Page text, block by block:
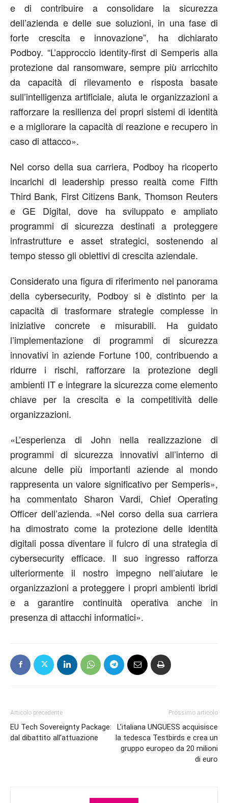
e di contribuire a consolidare la sicurezza
dell’azienda e delle sue soluzioni, in una fase di
forte crescita e innovazione”, ha dichiarato
Podboy. “L’approccio identity-first di Semperis alla
protezione dal ransomware, sempre più arricchito
da capacità di rilevamento e risposta basate
sull’intelligenza artificiale, aiuta le organizzazioni a
rafforzare la resilienza dei propri sistemi di identità
e a migliorare la capacità di reazione e recupero in
caso di attacco».
Nel corso della sua carriera, Podboy ha ricoperto
incarichi di leadership presso realtà come Fifth
Third Bank, First Citizens Bank, Thomson Reuters
e GE Digital, dove ha sviluppato e ampliato
programmi di sicurezza destinati a proteggere
infrastrutture e asset strategici, sostenendo al
tempo stesso gli obiettivi di crescita aziendale.
Considerato una figura di riferimento nel panorama
della cybersecurity, Podboy si è distinto per la
capacità di trasformare strategie complesse in
iniziative concrete e misurabili. Ha guidato
l’implementazione di programmi di sicurezza
innovativi in aziende Fortune 100, contribuendo a
ridurre i rischi, rafforzare la protezione degli
ambienti IT e integrare la sicurezza come elemento
chiave per la crescita e la competitività delle
organizzazioni.
«L’esperienza di John nella realizzazione di
programmi di sicurezza innovativi all’interno di
alcune delle più importanti aziende al mondo
rappresenta un valore significativo per Semperis»,
ha commentato Sharon Vardi, Chief Operating
Officer dell’azienda. «Nel corso della sua carriera
ha dimostrato come la protezione delle identità
digitali possa diventare il fulcro di una strategia di
cybersecurity efficace. Il suo ingresso rafforza
ulteriormente il nostro impegno nell’aiutare le
organizzazioni a proteggere i propri ambienti ibridi
e a garantire continuità operativa anche in
presenza di attacchi informatici».
Articolo precedente
EU Tech Sovereignty Package:
dal dibattito all’attuazione
Prossimo articolo
L’italiana UNGUESS acquisisce
la tedesca Testbirds e crea un
gruppo europeo da 20 milioni
di euro